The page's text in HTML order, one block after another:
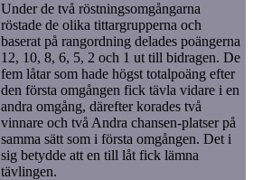
Under de två röstningsomgångarna
röstade de olika tittargrupperna och
baserat på rangordning delades poängerna
12, 10, 8, 6, 5, 2 och 1 ut till bidragen. De
fem låtar som hade högst totalpoäng efter
den första omgången fick tävla vidare i en
andra omgång, därefter korades två
vinnare och två Andra chansen-platser på
samma sätt som i första omgången. Det i
sig betydde att en till låt fick lämna
tävlingen.